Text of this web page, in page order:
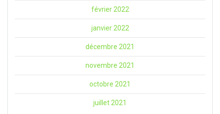
février 2022
janvier 2022
décembre 2021
novembre 2021
octobre 2021
juillet 2021